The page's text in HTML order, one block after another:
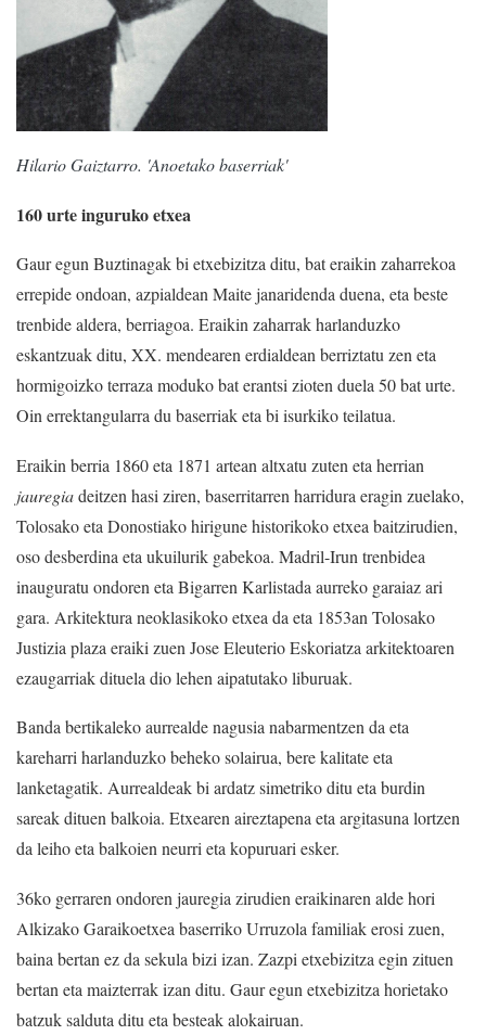
Hilario Gaiztarro. 'Anoetako baserriak'
160 urte inguruko etxea
Gaur egun Buztinagak bi etxebizitza ditu, bat eraikin zaharrekoa
errepide ondoan, azpialdean Maite janaridenda duena, eta beste
trenbide aldera, berriagoa. Eraikin zaharrak harlanduzko
eskantzuak ditu, XX. mendearen erdialdean berriztatu zen eta
hormigoizko terraza moduko bat erantsi zioten duela 50 bat urte.
Oin errektangularra du baserriak eta bi isurkiko teilatua.
Eraikin berria 1860 eta 1871 artean altxatu zuten eta herrian
jauregiadeitzen hasi ziren, baserritarren harridura eragin zuelako,
Tolosako eta Donostiako hirigune historikoko etxea baitzirudien,
oso desberdina eta ukuilurik gabekoa. Madril-Irun trenbidea
inauguratu ondoren eta Bigarren Karlistada aurreko garaiaz ari
gara. Arkitektura neoklasikoko etxea da eta 1853an Tolosako
Justizia plaza eraiki zuen Jose Eleuterio Eskoriatza arkitektoaren
ezaugarriak dituela dio lehen aipatutako liburuak.
Banda bertikaleko aurrealde nagusia nabarmentzen da eta
kareharri harlanduzko beheko solairua, bere kalitate eta
lanketagatik. Aurrealdeak bi ardatz simetriko ditu eta burdin
sareak dituen balkoia. Etxearen aireztapena eta argitasuna lortzen
da leiho eta balkoien neurri eta kopuruari esker.
36ko gerraren ondoren jauregia zirudien eraikinaren alde hori
Alkizako Garaikoetxea baserriko Urruzola familiak erosi zuen,
baina bertan ez da sekula bizi izan. Zazpi etxebizitza egin zituen
bertan eta maizterrak izan ditu. Gaur egun etxebizitza horietako
batzuk salduta ditu eta besteak alokairuan.